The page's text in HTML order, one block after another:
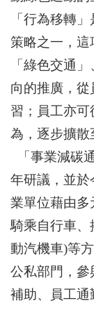
「行為移轉
策略之一，
「綠色交通
向的推廣，
習；員工亦
為，逐步擴散
「事業減碳
年研議，並
業單位藉由多
騎乘自行車
動汽機車)等
公私部門，參
補助、員工通